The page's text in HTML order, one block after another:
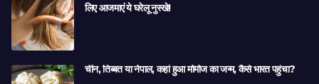
लिए आजमाएं ये घरेलू नुस्खे!
चीन, तिब्बत या नेपाल, कहां हुआ मोमोज का जन्म, कैसे भारत पहुंचा?